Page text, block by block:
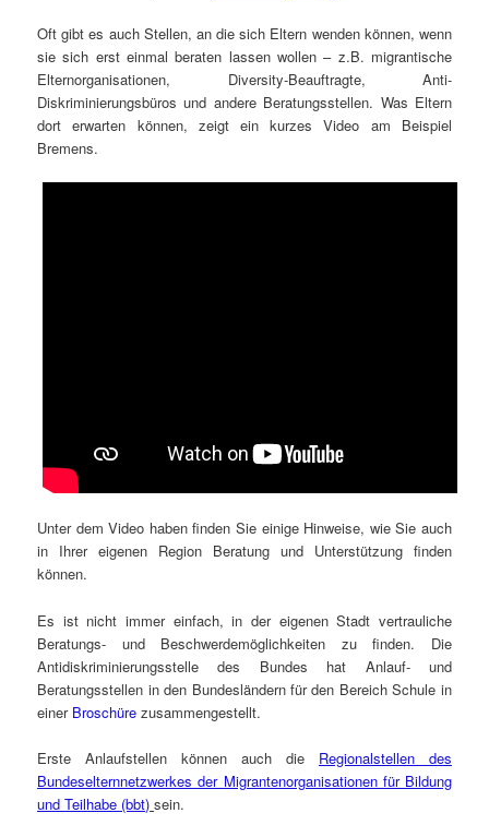
Oft gibt es auch Stellen, an die sich Eltern wenden können, wenn
sie sich erst einmal beraten lassen wollen – z.B. migrantische
Elternorganisationen, Diversity-Beauftragte, Anti-
Diskriminierungsbüros und andere Beratungsstellen. Was Eltern
dort erwarten können, zeigt ein kurzes Video am Beispiel
Bremens.
Unter dem Video haben finden Sie einige Hinweise, wie Sie auch
in Ihrer eigenen Region Beratung und Unterstützung finden
können.
Es ist nicht immer einfach, in der eigenen Stadt vertrauliche
Beratungs- und Beschwerdemöglichkeiten zu finden. Die
Antidiskriminierungsstelle des Bundes hat Anlauf- und
Beratungsstellen in den Bundesländern für den Bereich Schule in
einer Broschüre zusammengestellt.
Erste Anlaufstellen können auch die Regionalstellen des
Bundeselternnetzwerkes der Migrantenorganisationen für Bildung
und Teilhabe (bbt) sein.